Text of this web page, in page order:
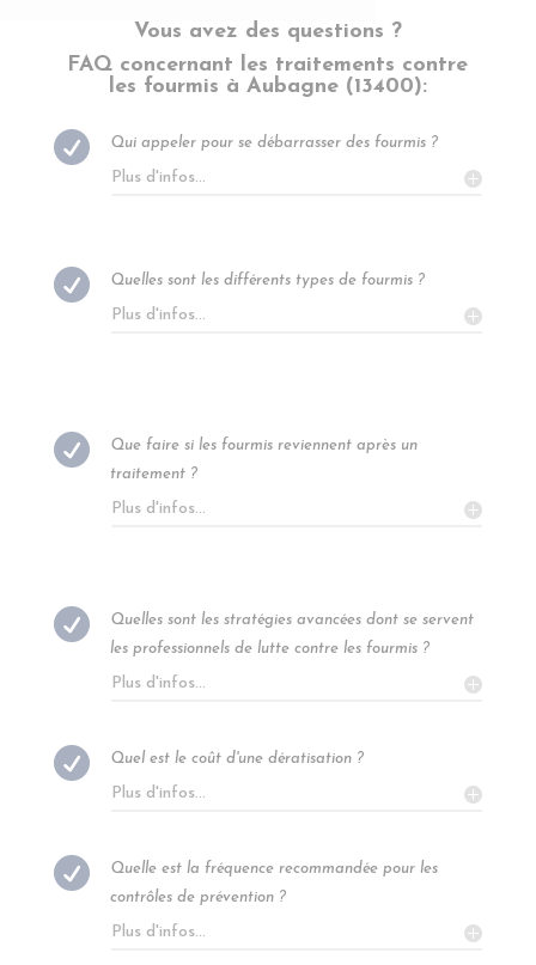
Vous avez des questions ?
FAQ concernant les traitements contre
les fourmis à Aubagne(13400):
 Qui appeler pour se débarrasser des fourmis ?
Plus d'infos...
 Quelles sont les différents types de fourmis ?
Plus d'infos...

Que faire si les fourmis reviennent après un
traitement ?
Plus d'infos...

Quelles sont les stratégies avancées dont se servent
les professionnels de lutte contre les fourmis ?
Plus d'infos...
 Quel est le coût d'une dératisation ?
Plus d'infos...

Quelle est la fréquence recommandée pour les
contrôles de prévention ?
Plus d'infos...